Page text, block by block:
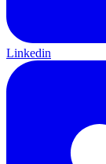
Linkedin